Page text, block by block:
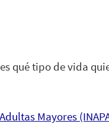
qué tipo de vida
Mayores